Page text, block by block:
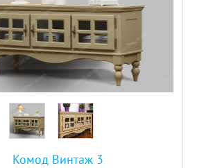
Комод Винтаж 3